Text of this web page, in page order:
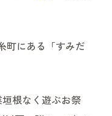
町にある「すみだ
根なく遊ぶお祭